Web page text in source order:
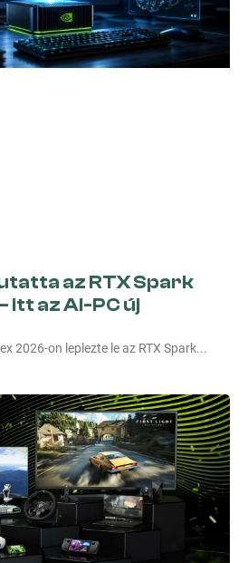
az RTX Spark
itt az AI-PC új
2026-on leplezte le az RTX Spark